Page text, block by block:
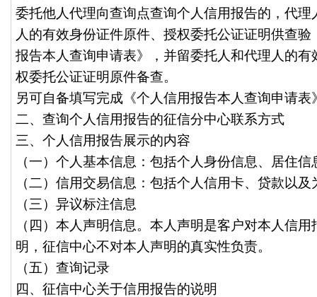
委托他人代理向查询点查询个人信用报告的，代理
人的有效身份证件原件、授权委托公证证明供查
报告本人查询申请表》，并留委托人和代理人的有
权委托公证证明原件备查。
另可自备填写完成《个人信用报告本人查询申请
二、查询个人信用报告的征信分中心联系方式
三、个人信用报告展示的内容
（一）个人基本信息：包括个人身份信息、居住
（二）信用交易信息：包括个人信用卡、贷款以
（三）异议标注信息
（四）本人声明信息。本人声明是客户对本人信
明，征信中心不对本人声明的真实性负责。
（五）查询记录
四、征信中心关于信用报告的说明